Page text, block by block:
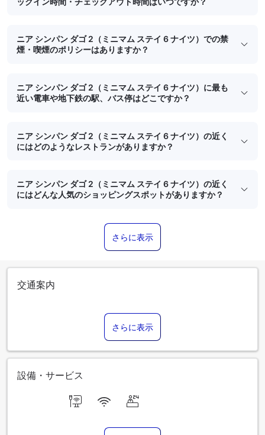
ニア シンパン ダゴ 2（ミニマム ステイ 6 ナイツ）での禁
煙・喫煙のポリシーはありますか？
ニア シンパン ダゴ 2（ミニマム ステイ 6 ナイツ）に最も
近い電車や地下鉄の駅、バス停はどこですか？
ニア シンパン ダゴ 2（ミニマム ステイ 6 ナイツ）の近く
にはどのようなレストランがありますか？
ニア シンパン ダゴ 2（ミニマム ステイ 6 ナイツ）の近く
にはどんな人気のショッピングスポットがありますか？
さらに表示
交通案内
さらに表示
設備・サービス